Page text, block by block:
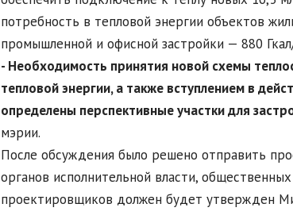
потребность в тепловой энергии объектов
промышленной и офисной застройки — 880
- Необходимость принятия новой схемы
тепловой энергии, а также вступлением в
определены перспективные участки для
мэрии.
После обсуждения было решено отправить
органов исполнительной власти,
проектировщиков должен будет утвержден